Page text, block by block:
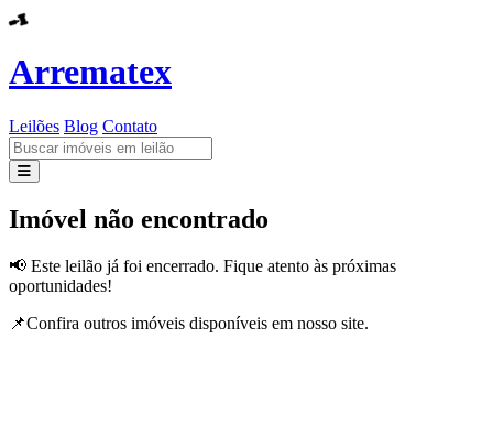
Arrematex
Leilões Blog Contato
Leilões
Imóvel não encontrado
📢 Este leilão já foi encerrado. Fique atento às próximas
oportunidades!
📌Confira outros imóveis disponíveis em nosso site.